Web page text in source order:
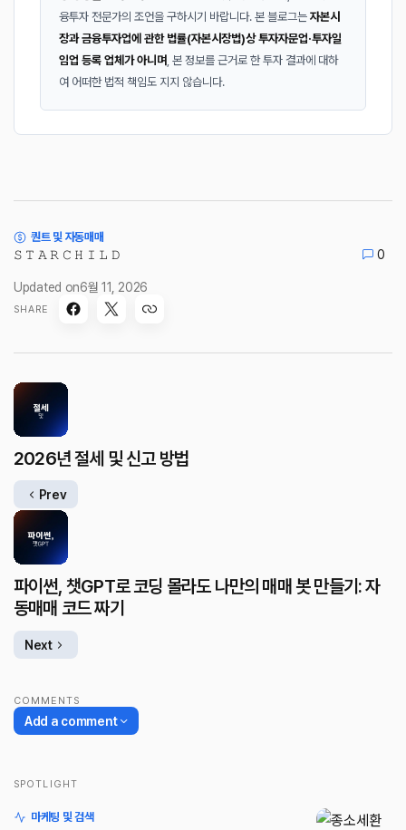
융투자 전문가의 조언을 구하시기 바랍니다. 본 블로그는 자본시
장과 금융투자업에 관한 법률(자본시장법)상 투자자문업·투자일
임업 등록 업체가 아니며 , 본 정보를 근거로 한 투자 결과에 대하
여 어떠한 법적 책임도 지지 않습니다.
퀀트 및 자동매매
𝚂 𝚃 𝙰 𝚁 𝙲 𝙷 𝙸 𝙻 𝙳 0
Updated on6월 11, 2026
SHARE
2026년 절세 및 신고 방법
Prev
파이썬, 챗GPT로 코딩 몰라도 나만의 매매 봇 만들기: 자
동매매 코드 짜기
Next
COMMENTS
Add a comment
SPOTLIGHT
마케팅 및 검색